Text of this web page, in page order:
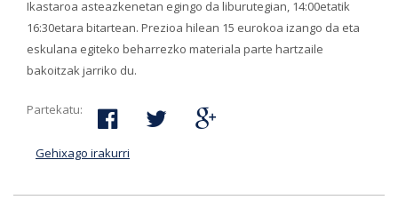
Ikastaroa asteazkenetan egingo da liburutegian, 14:00etatik
16:30etara bitartean. Prezioa hilean 15 eurokoa izango da eta
eskulana egiteko beharrezko materiala parte hartzaile
bakoitzak jarriko du.
Partekatu:
Gehixago irakurri